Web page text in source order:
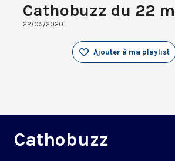
Cathobuzz du 22
22/05/2020
Ajouter à ma playlist
Cathobuzz